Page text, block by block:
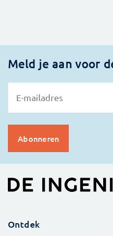
Meld je aan voor
Ontdek